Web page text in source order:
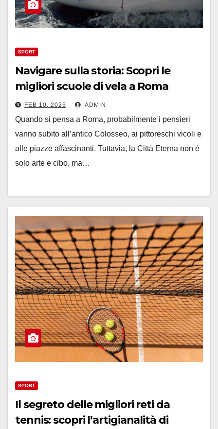
SPORT
Navigare sulla storia: Scopri le
migliori scuole di vela a Roma
FEB 10, 2025 ADMIN
Quando si pensa a Roma, probabilmente i pensieri
vanno subito all’antico Colosseo, ai pittoreschi vicoli e
alle piazze affascinanti. Tuttavia, la Città Eterna non è
solo arte e cibo, ma…
SPORT
Il segreto delle migliori reti da
tennis: scopri l’artigianalità di